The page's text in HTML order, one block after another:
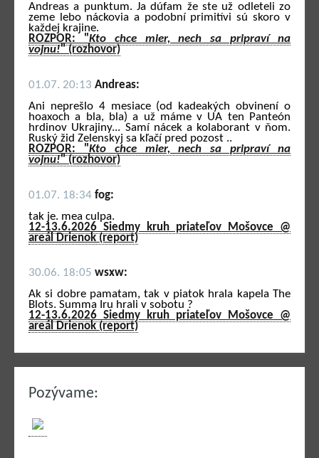
Andreas a punktum. Ja dúfam že ste už odleteli zo
zeme lebo náckovia a podobní primitívi sú skoro v
každej krajine.
ROZPOR: "Kto chce mier, nech sa pripraví na
vojnu!" (rozhovor)
01.07. 20:13 Andreas:
Ani neprešlo 4 mesiace (od kadeakých obvinení o
hoaxoch a bla, bla) a už máme v UA ten Panteón
hrdinov Ukrajiny... Samí nácek a kolaborant v ňom.
Ruský žid Zelenskyj sa kľačí pred pozost ..
ROZPOR: "Kto chce mier, nech sa pripraví na
vojnu!" (rozhovor)
01.07. 18:34 fog:
tak je. mea culpa.
12-13.6.2026 Siedmy kruh priateľov Mošovce @
areál Drienok (report)
30.06. 18:05 wsxw:
Ak si dobre pamatam, tak v piatok hrala kapela The
Blots. Summa Iru hrali v sobotu ?
12-13.6.2026 Siedmy kruh priateľov Mošovce @
areál Drienok (report)
Pozývame: